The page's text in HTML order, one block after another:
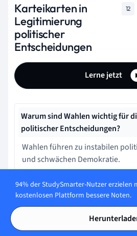
Karteikarten in
Legitimierung
politischer
Entscheidungen
12
Lerne jetzt
Warum sind Wahlen wichtig für
politischer Entscheidungen?
Wahlen führen zu instabilen
und schwächen Demokratie.
Welche Entscheidungsmodelle
typischerweise in der Regierung
Demokratie-, Diktatur- und
94% der StudySmarter-Nutzer erzielen
kostenlosen Plattform bessere Noten.